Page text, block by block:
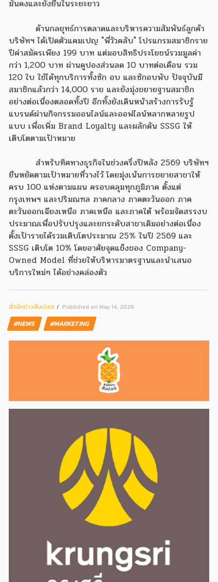
มั่นคงและยั่งยืนในระยะยาว
ด้านกลยุทธ์การตลาดและบริหารความสัมพันธ์ลูกค้า
บริษัทฯ ได้เปิดตัวแคมเปญ "พี่วัวคลับ" โปรแกรมสมาชิกราย
ปีค่าสมัครเพียง 199 บาท แต่มอบสิทธิประโยชน์รวมมูลค่า
กว่า 1,200 บาท ผ่านคูปองส่วนลด 10 บาทต่อเดือน รวม
120 ใบ ใช้ได้ทุกบริการทั้งซัก อบ และซักอบพับ ปัจจุบันมี
สมาชิกแล้วกว่า 14,000 ราย และยังมุ่งขยายฐานสมาชิก
อย่างต่อเนื่องตลอดทั้งปี อีกทั้งยังเดินหน้าสร้างการรับรู้
แบรนด์ผ่านกิจกรรมออนไลน์และออฟไลน์หลากหลายรูป
แบบ เพื่อเพิ่ม Brand Loyalty และผลักดัน SSSG ให้
เติบโตตามเป้าหมาย
สำหรับทิศทางธุรกิจในช่วงครึ่งปีหลัง 2569 บริษัทฯ
ยืนหยัดตามเป้าหมายที่วางไว้ โดยมุ่งเน้นการขยายสาขาให้
ครบ 100 แห่งตามแผน ครอบคลุมทุกภูมิภาค ตั้งแต่
กรุงเทพฯ และปริมณฑล ภาคกลาง ภาคตะวันออก ภาค
ตะวันออกเฉียงเหนือ ภาคเหนือ และภาคใต้ พร้อมจัดสรรงบ
ประมาณเพื่อปรับปรุงและยกระดับสาขาเดิมอย่างต่อเนื่อง
ตั้งเป้ารายได้รวมเติบโตประมาณ 25% ในปี 2569 และ
SSSG เติบโต 10% โดยอาศัยจุดแข็งของ Company-
Owned Model ที่ช่วยให้บริหารมาตรฐานและนำเสนอ
บริการใหม่ๆ ได้อย่างคล่องตัว
สํานักข่าวสับปะรด Published on May 14, 2026
#NEWS #MARKETING